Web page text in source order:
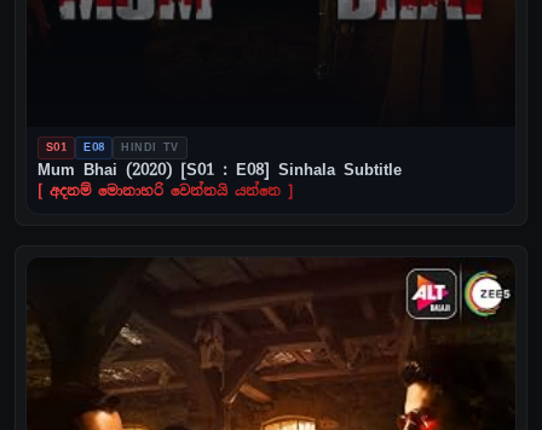
S01 E08 HINDI TV
Mum Bhai (2020) [S01 : E08] Sinhala Subtitle
[ අදනම් මොනාහරි වෙන්නයි යන්නෙ ]